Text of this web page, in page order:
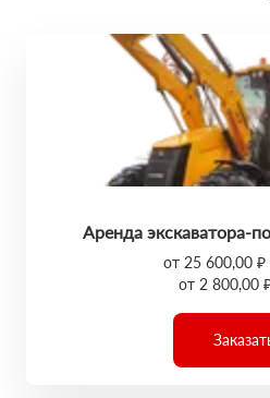
Аренда экскаватора-
от 25 600,00
от 2 800,00